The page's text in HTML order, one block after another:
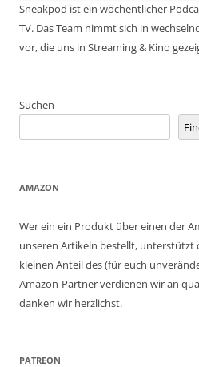
Sneakpod ist ein wöchentlicher
TV. Das Team nimmt sich in
vor, die uns in Streaming & Kino
Suchen
AMAZON
Wer ein ein Produkt über einen der
unseren Artikeln bestellt, unterstützt
kleinen Anteil des (für euch
Amazon-Partner verdienen wir an
danken wir herzlichst.
PATREON